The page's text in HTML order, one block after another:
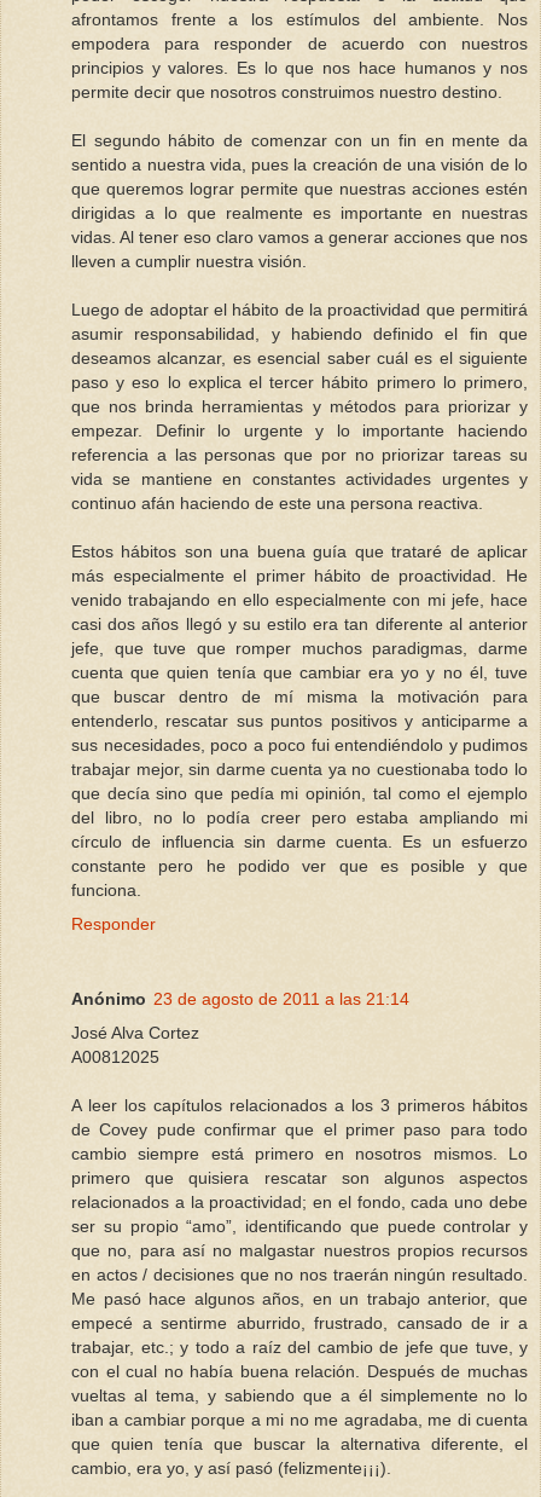
afrontamos frente a los estímulos del ambiente. Nos
empodera para responder de acuerdo con nuestros
principios y valores. Es lo que nos hace humanos y nos
permite decir que nosotros construimos nuestro destino.
El segundo hábito de comenzar con un fin en mente da
sentido a nuestra vida, pues la creación de una visión de lo
que queremos lograr permite que nuestras acciones estén
dirigidas a lo que realmente es importante en nuestras
vidas. Al tener eso claro vamos a generar acciones que nos
lleven a cumplir nuestra visión.
Luego de adoptar el hábito de la proactividad que permitirá
asumir responsabilidad, y habiendo definido el fin que
deseamos alcanzar, es esencial saber cuál es el siguiente
paso y eso lo explica el tercer hábito primero lo primero,
que nos brinda herramientas y métodos para priorizar y
empezar. Definir lo urgente y lo importante haciendo
referencia a las personas que por no priorizar tareas su
vida se mantiene en constantes actividades urgentes y
continuo afán haciendo de este una persona reactiva.
Estos hábitos son una buena guía que trataré de aplicar
más especialmente el primer hábito de proactividad. He
venido trabajando en ello especialmente con mi jefe, hace
casi dos años llegó y su estilo era tan diferente al anterior
jefe, que tuve que romper muchos paradigmas, darme
cuenta que quien tenía que cambiar era yo y no él, tuve
que buscar dentro de mí misma la motivación para
entenderlo, rescatar sus puntos positivos y anticiparme a
sus necesidades, poco a poco fui entendiéndolo y pudimos
trabajar mejor, sin darme cuenta ya no cuestionaba todo lo
que decía sino que pedía mi opinión, tal como el ejemplo
del libro, no lo podía creer pero estaba ampliando mi
círculo de influencia sin darme cuenta. Es un esfuerzo
constante pero he podido ver que es posible y que
funciona.
Responder
Anónimo 23 de agosto de 2011 a las 21:14
José Alva Cortez
A00812025
A leer los capítulos relacionados a los 3 primeros hábitos
de Covey pude confirmar que el primer paso para todo
cambio siempre está primero en nosotros mismos. Lo
primero que quisiera rescatar son algunos aspectos
relacionados a la proactividad; en el fondo, cada uno debe
ser su propio “amo”, identificando que puede controlar y
que no, para así no malgastar nuestros propios recursos
en actos / decisiones que no nos traerán ningún resultado.
Me pasó hace algunos años, en un trabajo anterior, que
empecé a sentirme aburrido, frustrado, cansado de ir a
trabajar, etc.; y todo a raíz del cambio de jefe que tuve, y
con el cual no había buena relación. Después de muchas
vueltas al tema, y sabiendo que a él simplemente no lo
iban a cambiar porque a mi no me agradaba, me di cuenta
que quien tenía que buscar la alternativa diferente, el
cambio, era yo, y así pasó (felizmente¡¡¡).